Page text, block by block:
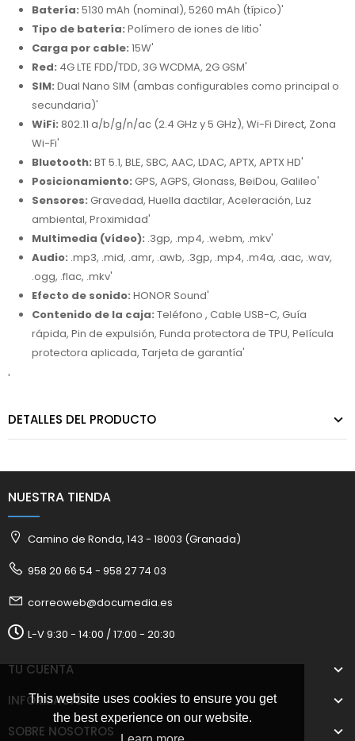
This website uses cookies to ensure you get
the best experience on our website.
Batería: 5130 mAh (nominal), 5260 mAh (típico)'
Tipo de batería: Polímero de iones de litio'
Carga por cable: 15W'
Red: 4G LTE FDD/TDD, 3G WCDMA, 2G GSM'
SIM: Dual Nano SIM (ambas configurables como principal o
secundaria)'
WiFi: 802.11 a/b/g/n/ac (2.4 GHz y 5 GHz), Wi-Fi Direct, Zona
Wi-Fi'
Bluetooth: BT 5.1, BLE, SBC, AAC, LDAC, APTX, APTX HD'
Posicionamiento: GPS, AGPS, Glonass, BeiDou, Galileo'
Sensores: Gravedad, Huella dactilar, Aceleración, Luz
ambiental, Proximidad'
Multimedia (vídeo): .3gp, .mp4, .webm, .mkv'
Audio: .mp3, .mid, .amr, .awb, .3gp, .mp4, .m4a, .aac, .wav,
.ogg, .flac, .mkv'
Efecto de sonido: HONOR Sound'
Contenido de la caja: Teléfono , Cable USB-C, Guía
rápida, Pin de expulsión, Funda protectora de TPU, Película
protectora aplicada, Tarjeta de garantía'
'
DETALLES DEL PRODUCTO
NUESTRA TIENDA
Camino de Ronda, 143 - 18003 (Granada)
958 20 66 54 - 958 27 74 03
correoweb@documedia.es
L-V 9:30 - 14:00 / 17:00 - 20:30
TU CUENTA
INFORMACIÓN
SOBRE NOSOTROS